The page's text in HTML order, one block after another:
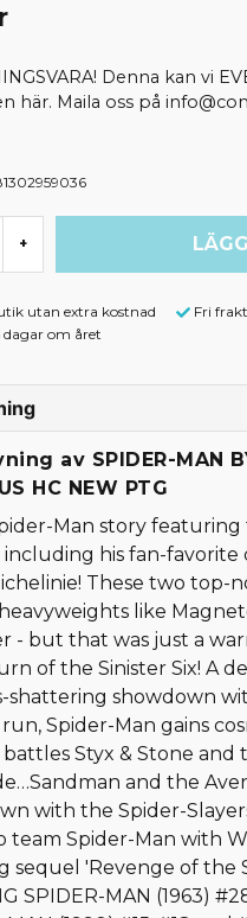
Denna kan vi
här. Maila oss på
+
utan extra kostnad Fri
dagar om året
av SPIDER-MAN
HC NEW PTG
Man story
including his fan-
These two top-
like
- but that was just a
of the Sinister Six! A
shattering showdown
Spider-Man gains
battles Styx & Stone and
and the
with the Spider-
team Spider-Man with
sequel 'Revenge of the
SPIDER-MAN (1963)